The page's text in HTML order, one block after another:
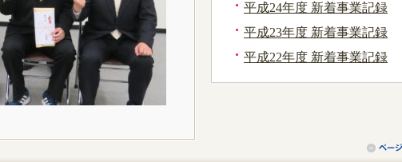
平成24年度 新着事業記録
平成23年度 新着事業記録
平成22年度 新着事業記録